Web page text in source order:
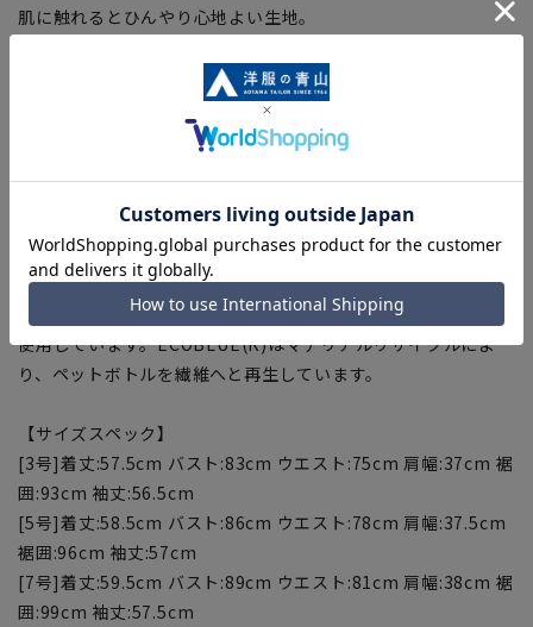
肌に触れるとひんやり心地よい生地。
「紫外領域」の光を遮断。紫外線遮蔽率99.9％と、日傘並みの
遮熱率で強い日差しからの温度上昇を抑制。
生地特性でシワになりにくく、お手入れが簡単!
■Plastics Smart
この商品はリサイクル原料を使用し、プラスチック・スマート
に賛同しています。当製品は裏地の糸の一部にECOBLUE(R)を
使用しています。ECOBLUE(R)はマテリアルリサイクルによ
り、ペットボトルを繊維へと再生しています。
【サイズスペック】
[3号]着丈:57.5cm バスト:83cm ウエスト:75cm 肩幅:37cm 裾
囲:93cm 袖丈:56.5cm
[5号]着丈:58.5cm バスト:86cm ウエスト:78cm 肩幅:37.5cm
裾囲:96cm 袖丈:57cm
[7号]着丈:59.5cm バスト:89cm ウエスト:81cm 肩幅:38cm 裾
囲:99cm 袖丈:57.5cm